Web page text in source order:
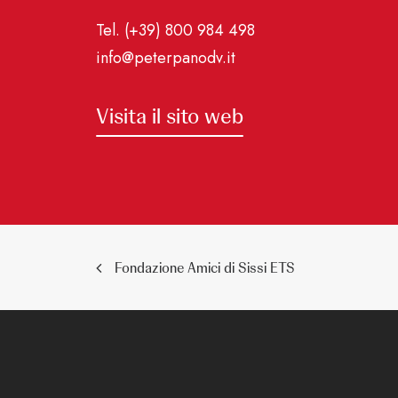
Tel. (+39) 800 984 498
info@peterpanodv.it
Visita il sito web
Fondazione Amici di Sissi ETS